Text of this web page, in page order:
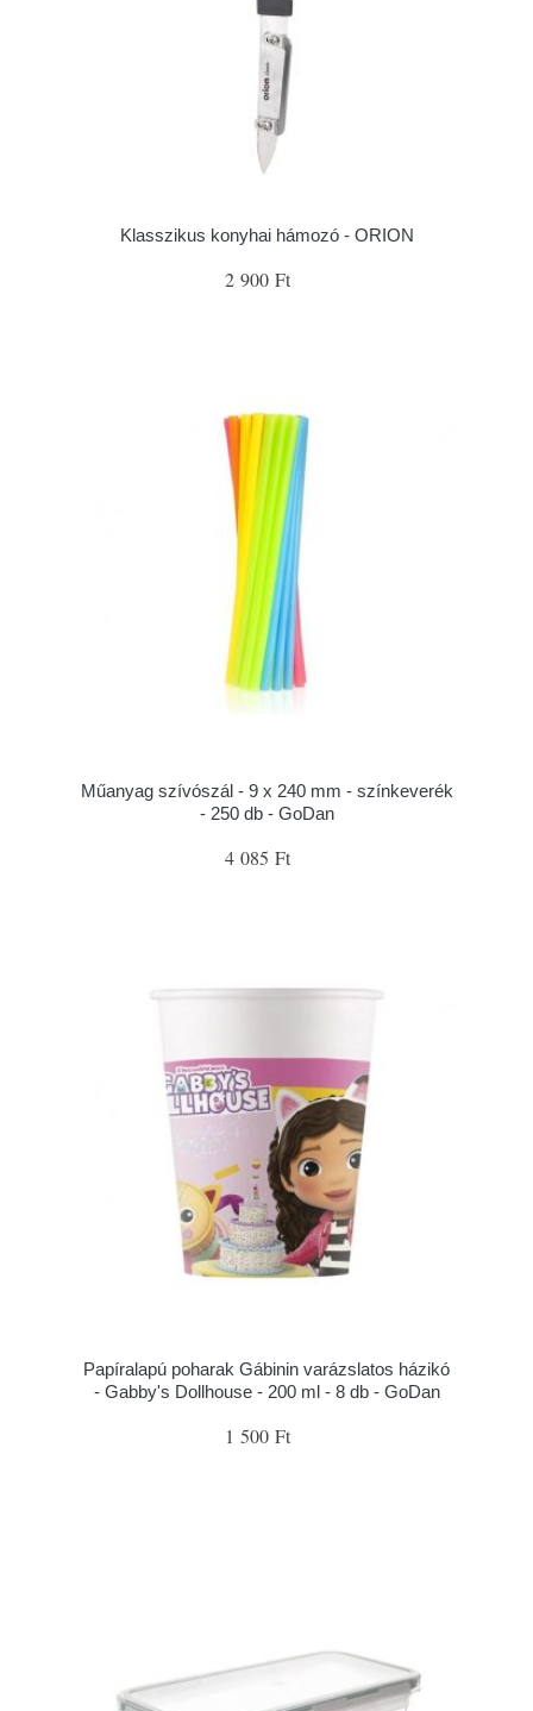
Klasszikus konyhai hámozó - ORION
2 900 Ft
Műanyag szívószál - 9 x 240 mm - színkeverék
- 250 db - GoDan
4 085 Ft
Papíralapú poharak Gábinin varázslatos házikó
- Gabby's Dollhouse - 200 ml - 8 db - GoDan
1 500 Ft